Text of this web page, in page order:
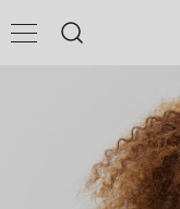
UPPTÄCK FLX.UP® CONTOUR
Shaping Revolutionized